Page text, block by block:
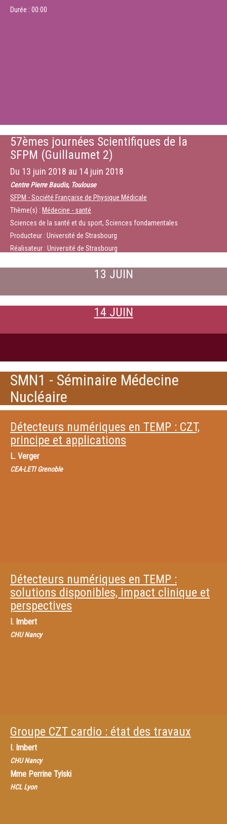
Durée : 00:00
57èmes journées Scientifiques de la
SFPM (Guillaumet 2)
Du 13 juin 2018 au 14 juin 2018
Centre Pierre Baudis, Toulouse
SFPM - Société Française de Physique Médicale
Thème(s) : Médecine - santé
Sciences de la santé et du sport, Sciences fondamentales
Producteur : Université de Strasbourg
Réalisateur : Université de Strasbourg
13 JUIN
14 JUIN
SMN1 - Séminaire Médecine
Nucléaire
Détecteurs numériques en TEMP : CZT,
principe et applications
L. Verger
CEA-LETI Grenoble
Détecteurs numériques en TEMP :
solutions disponibles, impact clinique et
perspectives
I. Imbert
CHU Nancy
Groupe CZT cardio : état des travaux
I. Imbert
CHU Nancy
Mme Perrine Tylski
HCL Lyon